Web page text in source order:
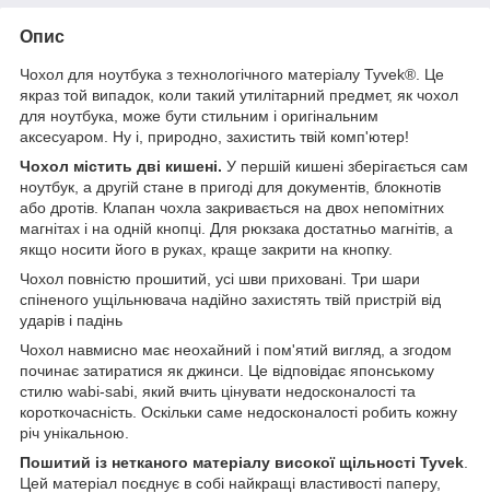
Опис
Чохол для ноутбука з технологічного матеріалу Tyvek®. Це
якраз той випадок, коли такий утилітарний предмет, як чохол
для ноутбука, може бути стильним і оригінальним
аксесуаром. Ну і, природно, захистить твій комп'ютер!
Чохол містить дві кишені. У першій кишені зберігається сам
ноутбук, а другій стане в пригоді для документів, блокнотів
або дротів. Клапан чохла закривається на двох непомітних
магнітах і на одній кнопці. Для рюкзака достатньо магнітів, а
якщо носити його в руках, краще закрити на кнопку.
Чохол повністю прошитий, усі шви приховані. Три шари
спіненого ущільнювача надійно захистять твій пристрій від
ударів і падінь
Чохол навмисно має неохайний і пом'ятий вигляд, а згодом
починає затиратися як джинси. Це відповідає японському
стилю wabi-sabi, який вчить цінувати недосконалості та
короткочасність. Оскільки саме недосконалості робить кожну
річ унікальною.
Пошитий із нетканого матеріалу високої щільності Tyvek
Цей матеріал поєднує в собі найкращі властивості паперу,